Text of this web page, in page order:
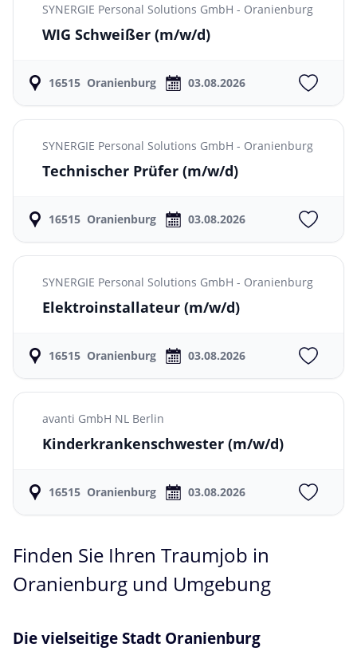
SYNERGIE Personal Solutions GmbH - Oranienburg
WIG Schweißer (m/w/d)
16515 Oranienburg 03.08.2026
SYNERGIE Personal Solutions GmbH - Oranienburg
Technischer Prüfer (m/w/d)
16515 Oranienburg 03.08.2026
SYNERGIE Personal Solutions GmbH - Oranienburg
Elektroinstallateur (m/w/d)
16515 Oranienburg 03.08.2026
avanti GmbH NL Berlin
Kinderkrankenschwester (m/w/d)
16515 Oranienburg 03.08.2026
Finden Sie Ihren Traumjob in
Oranienburg und Umgebung
Die vielseitige Stadt Oranienburg